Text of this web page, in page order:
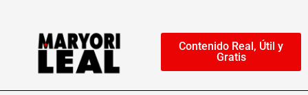
contenido
Contenido Real, Útil y
Gratis